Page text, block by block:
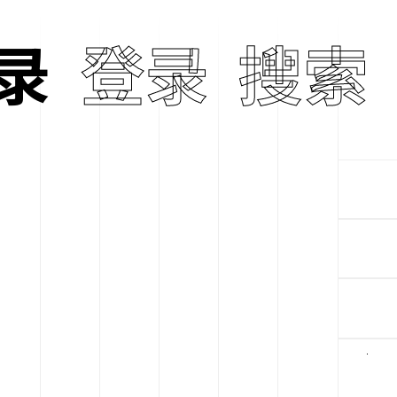
Tongue
登录 搜索